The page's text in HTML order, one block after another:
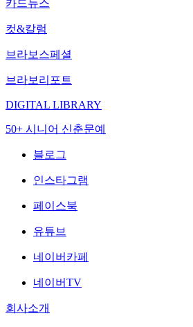
카드뉴스
컷&칼럼
브라보스페셜
브라보리포트
DIGITAL LIBRARY
50+ 시니어 신춘문예
블로그
인스타그램
페이스북
유튜브
네이버카페
네이버TV
회사소개